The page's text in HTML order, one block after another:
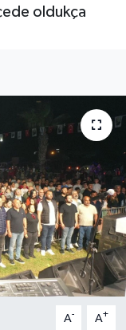
oldukça
A- A+